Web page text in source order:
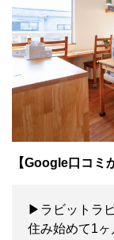
【Google口コミ
▶ラビットラ
住み始めて1